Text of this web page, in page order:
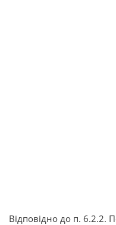
Відповідно до п. 6.2.2.